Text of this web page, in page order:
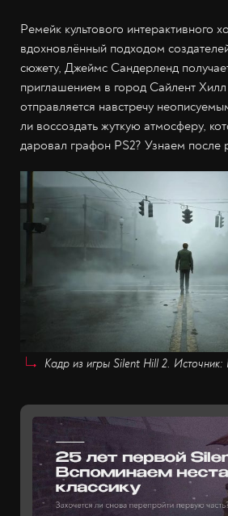
Ремейк культового интерактивного
вдохновлённый подходом
сюжету, Джеймс Сандерленд
приглашением в город Сайлент
отправляется навстречу
ли воссоздать жуткую атмосферу,
даровал графон PS2? Узнаем после
Кадр из игры Silent Hill 2. Источник: